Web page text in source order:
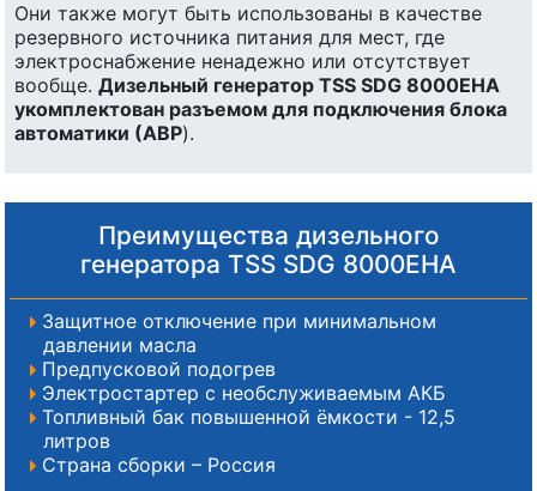
Они также могут быть использованы в качестве
резервного источника питания для мест, где
электроснабжение ненадежно или отсутствует
вообще. Дизельный генератор TSS SDG 8000EHA
укомплектован разъемом для подключения блока
автоматики (АВР).
Преимущества дизельного
генератора TSS SDG 8000EHA
Защитное отключение при минимальном
давлении масла
Предпусковой подогрев
Электростартер с необслуживаемым АКБ
Топливный бак повышенной ёмкости - 12,5
литров
Страна сборки – Россия